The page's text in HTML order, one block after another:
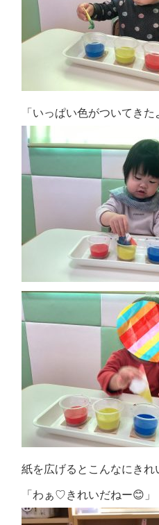
「いっぱい色がついてきた
紙を広げるとこんなにき
「わぁ♡きれいだねー😊」